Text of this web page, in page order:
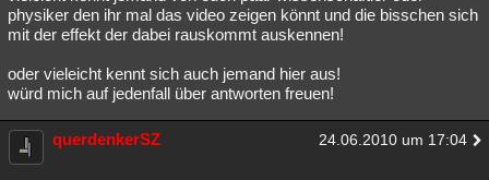
physiker den ihr mal das video zeigen könnt und die bisschen sich
mit der effekt der dabei rauskommt auskennen!
oder vieleicht kennt sich auch jemand hier aus!
würd mich auf jedenfall über antworten freuen!
querdenkerSZ 24.06.2010 um 17:04